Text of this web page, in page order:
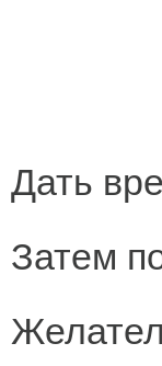
Дать
Затем